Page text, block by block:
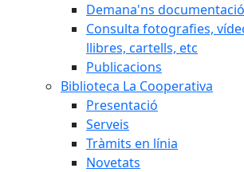
Demana'ns documentació
Consulta fotografies,
llibres, cartells, etc
Publicacions
Biblioteca La Cooperativa
Presentació
Serveis
Tràmits en línia
Novetats